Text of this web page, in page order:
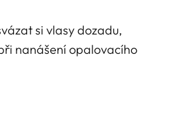
si vlasy dozadu,
nanášení opalovacího